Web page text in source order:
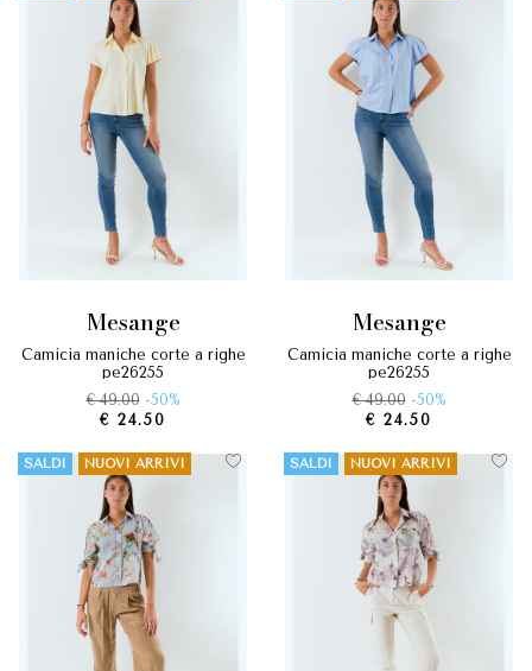
mesange
camicia maniche corte a righe
pe26255
€ 49.00 -50%
€ 24.50
mesange
camicia maniche corte a righe
pe26255
€ 49.00 -50%
€ 24.50
SALDI NUOVI ARRIVI SALDI NUOVI ARRIVI